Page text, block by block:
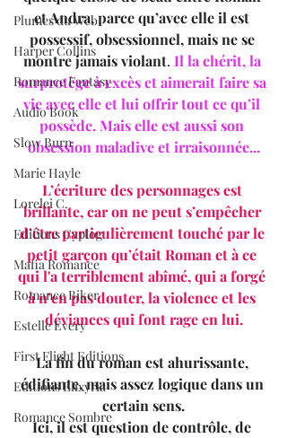
Plumes du Web
Harper Collins
Romance Fantasy
Audio Book
Slow Burn
Marie Hayle
Lorelei C.
Editions Cyplog
Mafia Romance
Romance Biker
Estelle Every
First Flight Editions
Editions Elixyria
Romance Sombre
et Andra, parce qu’avec elle il est
possessif, obsessionnel, mais ne se
montre jamais violant. Il la chérit, la
surprotège à excès et aimerait faire sa
vie avec elle et lui offrir tout ce qu’il
possède. Mais elle est aussi son
obsession maladive et irraisonnée...
L’écriture des personnages est
brillante, car on ne peut s’empêcher
d’être particulièrement touché par le
petit garçon qu’était Roman et à ce
qui l'a terriblement abîmé, qui a forgé
à n’en pas douter, la violence et les
déviances qui font rage en lui.
La fin du roman est ahurissante,
édifiante, mais assez logique dans un
certain sens.
Ici, il est question de contrôle, de